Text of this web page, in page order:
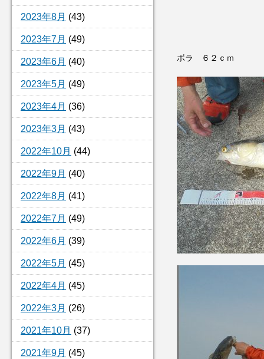
2023年8月 (43)
2023年7月 (49)
2023年6月 (40)
2023年5月 (49)
2023年4月 (36)
2023年3月 (43)
2022年10月 (44)
2022年9月 (40)
2022年8月 (41)
2022年7月 (49)
2022年6月 (39)
2022年5月 (45)
2022年4月 (45)
2022年3月 (26)
2021年10月 (37)
2021年9月 (45)
ボラ ６２ｃｍ